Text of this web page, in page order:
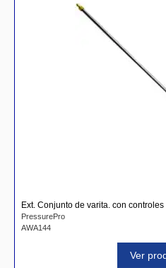
Ext. Conjunto de varita. con
PressurePro
AWA144
Ver